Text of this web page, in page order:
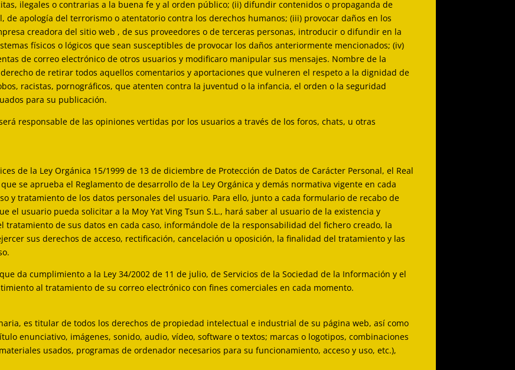
ilegales o contrarias a la buena fe y al orden público; (ii) difundir contenidos o propaganda de
de apología del terrorismo o atentatorio contra los derechos humanos; (iii) provocar daños en los
creadora del sitio web , de sus proveedores o de terceras personas, introducir o difundir en la
físicos o lógicos que sean susceptibles de provocar los daños anteriormente mencionados; (iv)
de correo electrónico de otros usuarios y modificaro manipular sus mensajes. Nombre de la
de retirar todos aquellos comentarios y aportaciones que vulneren el respeto a la dignidad de
racistas, pornográficos, que atenten contra la juventud o la infancia, el orden o la seguridad
para su publicación.
responsable de las opiniones vertidas por los usuarios a través de los foros, chats, u otras
de la Ley Orgánica 15/1999 de 13 de diciembre de Protección de Datos de Carácter Personal, el Real
se aprueba el Reglamento de desarrollo de la Ley Orgánica y demás normativa vigente en cada
y tratamiento de los datos personales del usuario. Para ello, junto a cada formulario de recabo de
el usuario pueda solicitar a la Moy Yat Ving Tsun S.L., hará saber al usuario de la existencia y
tratamiento de sus datos en cada caso, informándole de la responsabilidad del fichero creado, la
sus derechos de acceso, rectificación, cancelación u oposición, la finalidad del tratamiento y las
da cumplimiento a la Ley 34/2002 de 11 de julio, de Servicios de la Sociedad de la Información y el
al tratamiento de su correo electrónico con fines comerciales en cada momento.
es titular de todos los derechos de propiedad intelectual e industrial de su página web, así como
enunciativo, imágenes, sonido, audio, vídeo, software o textos; marcas o logotipos, combinaciones
usados, programas de ordenador necesarios para su funcionamiento, acceso y uso, etc.),